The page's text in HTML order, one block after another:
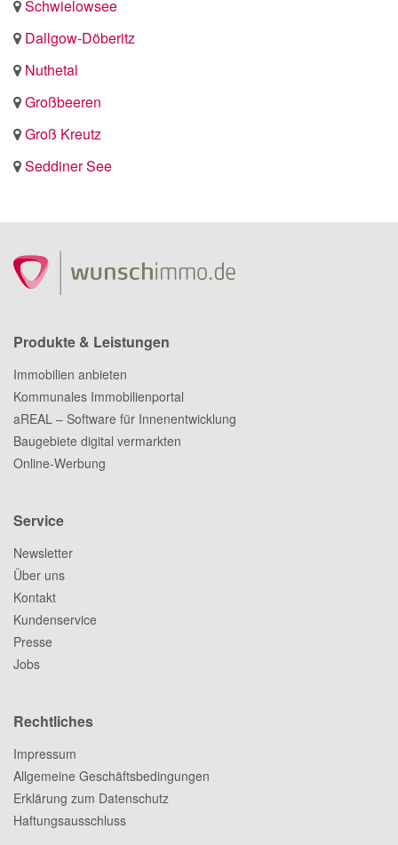
Schwielowsee
Dallgow-Döberitz
Nuthetal
Großbeeren
Groß Kreutz
Seddiner See
Produkte & Leistungen
Immobilien anbieten
Kommunales Immobilienportal
aREAL – Software für Innenentwicklung
Baugebiete digital vermarkten
Online-Werbung
Service
Newsletter
Über uns
Kontakt
Kundenservice
Presse
Jobs
Rechtliches
Impressum
Allgemeine Geschäftsbedingungen
Erklärung zum Datenschutz
Haftungsausschluss